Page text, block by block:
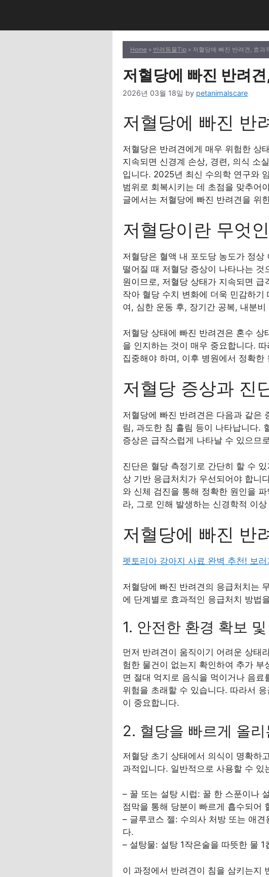
content
Home » 반려동물Tip » 저혈당에 빠진 반려견, 효과
저혈당에 빠진 반려
2026년 03월 18일 by petanimalscare
저혈당에 빠진 반
저혈당은 반려견에게 매우 위험한 상
지속되면 신경계 손상, 경련, 의식 소
입니다. 2025년 최신 수의학 연구와
범위로 회복시키는 데 초점을 맞추어
글에서는 저혈당에 빠진 반려견을 위
저혈당이란 무엇
저혈당은 혈액 내 포도당 농도가 정
떨어질 때 저혈당 증상이 나타나는
원이므로, 저혈당 상태가 지속되면
작아 혈당 수치 변화에 더욱 민감하
여, 심한 운동 후, 장기간 공복, 내분
저혈당 상태에 빠진 반려견은 혼수
을 인지하는 것이 매우 중요합니다.
집중해야 하며, 이후 병원에서 정확
저혈당 증상과 진
저혈당에 빠진 반려견은 다음과 같은
림, 과도한 침 흘림 등이 나타납니다.
증상은 급작스럽게 나타날 수 있으므
진단은 혈당 측정기로 간단히 할 수
상 기반 응급처치가 우선되어야 합니
와 신체 검진을 통해 정확한 원인을
라, 그로 인해 발생하는 신경학적 이
저혈당에 빠진 반
펫토리아 강아지 사료 완벽 추천! 보러
저혈당에 빠진 반려견의 응급처치는
에 단계별로 효과적인 응급처치 방법
1. 안전한 환경 확보
먼저 반려견이 움직이기 어려운 상태
험한 물건이 없는지 확인하여 추가
면 절대 억지로 음식을 먹이거나 음
위험을 초래할 수 있습니다. 따라서
이 중요합니다.
2. 혈당을 빠르게 올
저혈당 초기 상태에서 의식이 명확하
과적입니다. 일반적으로 사용할 수
– 꿀 또는 설탕 시럽: 꿀 한 스푼이나
점막을 통해 당분이 빠르게 흡수되어
– 글루코스 젤: 수의사 처방 또는 애
다.
– 설탕물: 설탕 1작은술을 따뜻한 물
이 과정에서 반려견이 침을 삼키는지